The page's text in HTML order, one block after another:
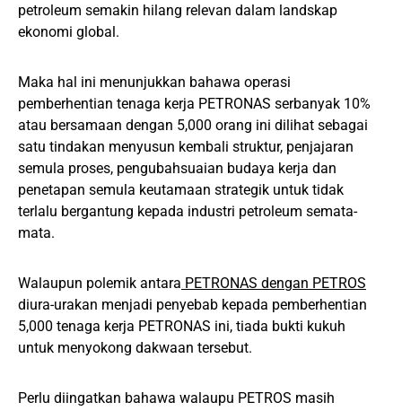
petroleum semakin hilang relevan dalam landskap
ekonomi global.
Maka hal ini menunjukkan bahawa operasi
pemberhentian tenaga kerja PETRONAS serbanyak 10%
atau bersamaan dengan 5,000 orang ini dilihat sebagai
satu tindakan menyusun kembali struktur, penjajaran
semula proses, pengubahsuaian budaya kerja dan
penetapan semula keutamaan strategik untuk tidak
terlalu bergantung kepada industri petroleum semata-
mata.
Walaupun polemik antara PETRONAS dengan PETROS
diura-urakan menjadi penyebab kepada pemberhentian
5,000 tenaga kerja PETRONAS ini, tiada bukti kukuh
untuk menyokong dakwaan tersebut.
Perlu diingatkan bahawa walaupu PETROS masih